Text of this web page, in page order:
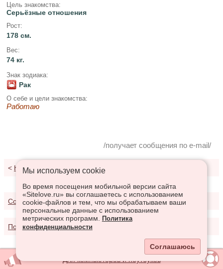
Цель знакомства:
Серьёзные отношения
Рост:
178 см.
Вес:
74 кг.
Знак зодиака:
Рак
О себе и цели знакомства:
Работаю
/получает сообщения по e-mail/
< К результатам поиска
Соглашение о предоставлении услуг
Политика конфиденциальности
Мы используем сookie
Во время посещения мобильной версии сайта
«Sitelove.ru» вы соглашаетесь с использованием
cookie-файлов и тем, что мы обрабатываем ваши
персональные данные с использованием
метрических программ.
Политика
конфиденциальности
Соглашаюсь
Для компьютеров и ноутбуков